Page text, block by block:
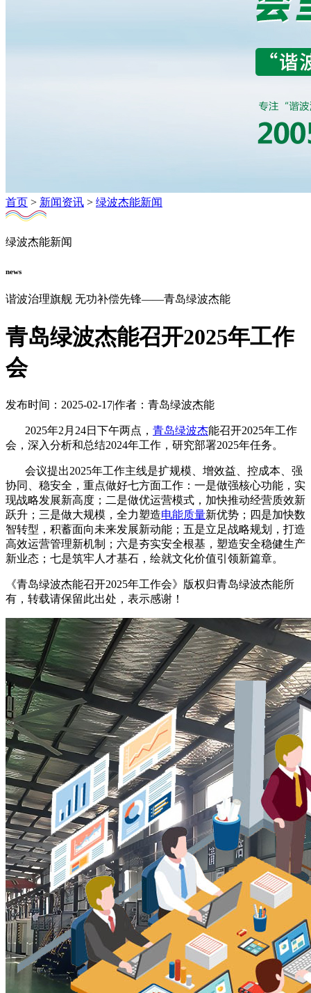
首页 > 新闻资讯 > 绿波杰能新闻
绿波杰能新闻
news
谐波治理旗舰 无功补偿先锋——青岛绿波杰能
青岛绿波杰能召开2025年工作
会
发布时间：2025-02-17|作者：青岛绿波杰能
2025年2月24日下午两点， 青岛绿波杰能召开2025年工作
会，深入分析和总结2024年工作，研究部署2025年任务。
会议提出2025年工作主线是扩规模、增效益、控成本、强
协同、稳安全，重点做好七方面工作：一是做强核心功能，实
现战略发展新高度；二是做优运营模式，加快推动经营质效新
跃升；三是做大规模，全力塑造电能质量新优势；四是加快数
智转型，积蓄面向未来发展新动能；五是立足战略规划，打造
高效运营管理新机制；六是夯实安全根基，塑造安全稳健生产
新业态；七是筑牢人才基石，绘就文化价值引领新篇章。
《青岛绿波杰能召开2025年工作会》版权归青岛绿波杰能所
有，转载请保留此出处，表示感谢！